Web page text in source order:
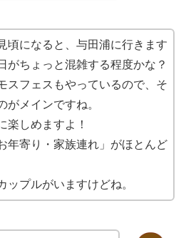
頃になると、与田浦に行きます
がちょっと混雑する程度かな？
スフェスもやっているので、そ
がメインですね。
楽しめますよ！
年寄り・家族連れ」がほとんど
ップルがいますけどね。